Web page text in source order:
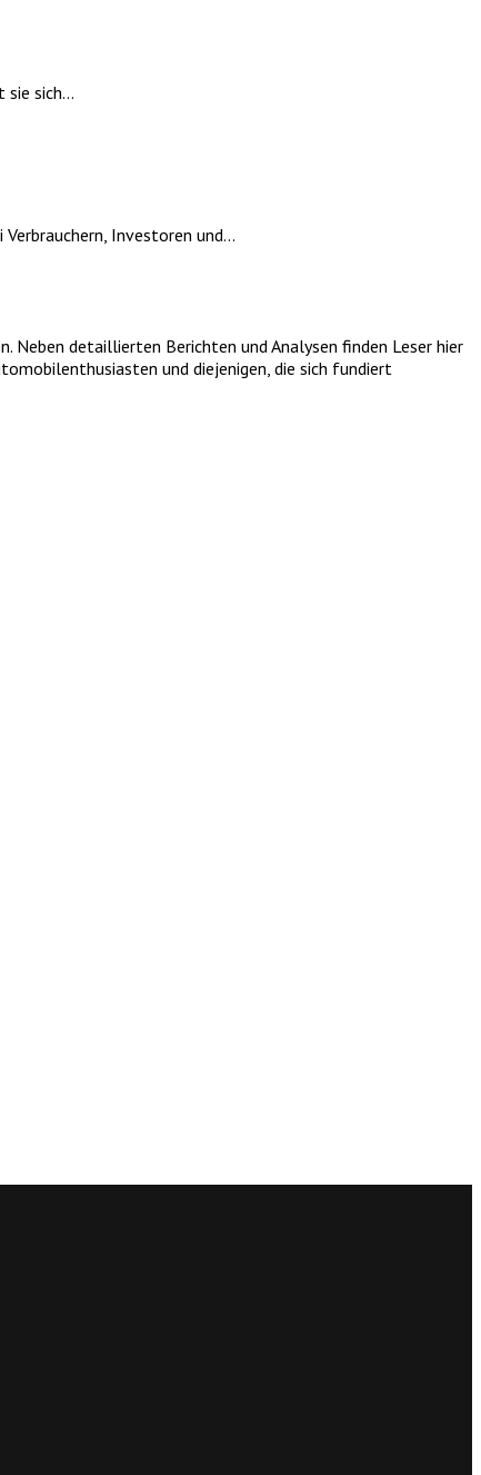
sich...
Investoren und...
detaillierten Berichten und Analysen finden Leser hier
und diejenigen, die sich fundiert